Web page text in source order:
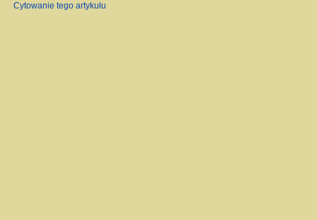
Cytowanie tego artykułu